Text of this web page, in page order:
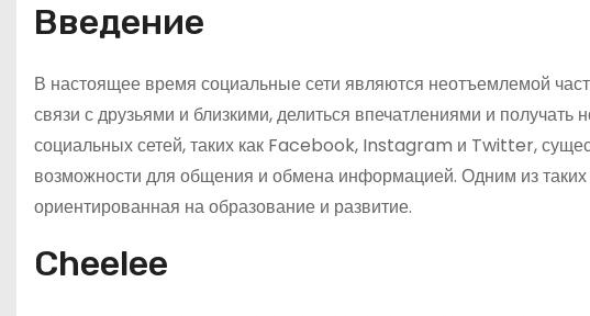
Введение
В настоящее время социальные сети являются неотъемлемой
связи с друзьями и близкими, делиться впечатлениями и
социальных сетей, таких как Facebook, Instagram и Twitter,
возможности для общения и обмена информацией. Одним из
ориентированная на образование и развитие.
Cheelee